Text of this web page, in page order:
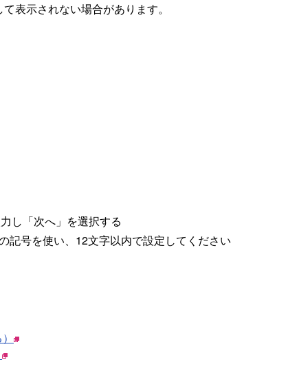
表示されない場合があります。
し「次へ」を選択する
記号を使い、12文字以内で設定してください